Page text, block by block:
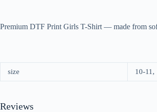
Premium DTF Print Girls T-Shirt — made from
size 10-11,
Reviews